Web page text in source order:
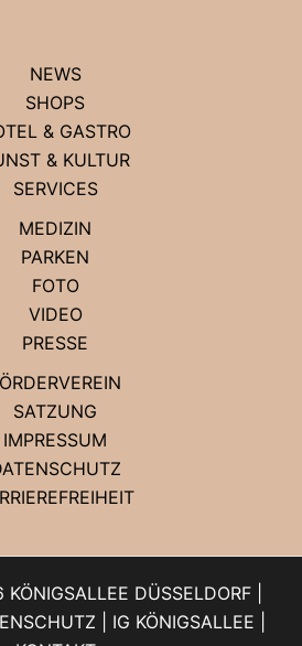
NEWS
SHOPS
& GASTRO
& KULTUR
SERVICES
MEDIZIN
PARKEN
FOTO
VIDEO
PRESSE
SATZUNG
IMPRESSUM
DÜSSELDORF |
IG KÖNIGSALLEE